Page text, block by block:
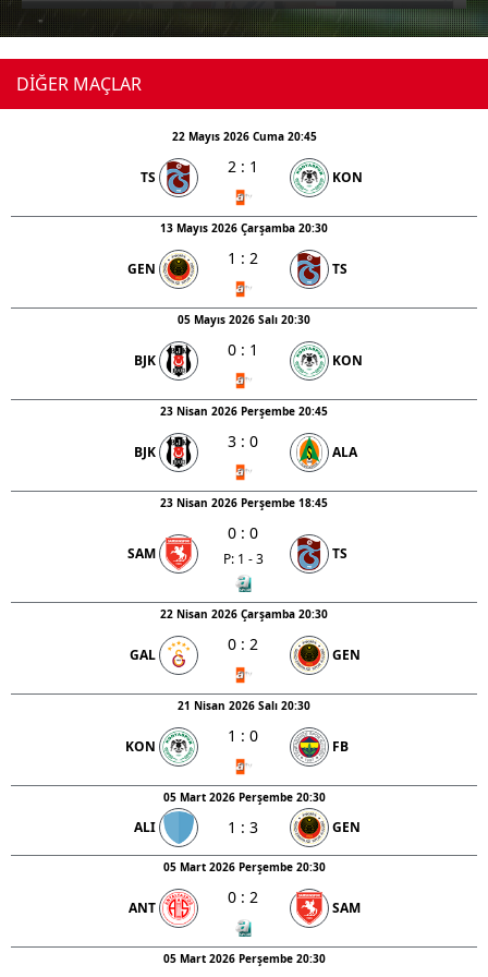
toplumu hizmetlerinin sunulması amacıyla
kılınması ve kişiselleştirilmesi ve sizlere yönelik
reklam/pazarlama faaliyetlerinin yapılması, amaçlarıyla
Çerezlere ilişkin tercihlerinizi aşağıda yer alan panel
vasıtasıyla belirleyebilirsiniz. Çerezlere ilişkin detaylı bilgi
için Ayarlar butonuna tıklayabilir,Çerez Bilgilendirme
ziyaret edebilirsiniz.
6698 sayılı Kişisel Verilerin Korunması Kanunu uyarınca
ilgili mevzuata uygun olarak kullanılan çerezlerle ilgili bilgi
DİĞER MAÇLAR
22 Mayıs 2026 Cuma 20:45
TS
2: 1
KON
13 Mayıs 2026 Çarşamba 20:30
GEN
1 : 2
TS
05 Mayıs 2026 Salı 20:30
BJK
0: 1
KON
23 Nisan 2026 Perşembe 20:45
BJK
3: 0
ALA
23 Nisan 2026 Perşembe 18:45
SAM
0: 0
P: 1 - 3 TS
22 Nisan 2026 Çarşamba 20:30
GAL
0: 2
GEN
21 Nisan 2026 Salı 20:30
KON
1 : 0
FB
05 Mart 2026 Perşembe 20:30
ALI 1 : 3 GEN
05 Mart 2026 Perşembe 20:30
ANT
0: 2
SAM
05 Mart 2026 Perşembe 20:30